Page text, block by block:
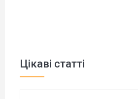
Цікаві статті